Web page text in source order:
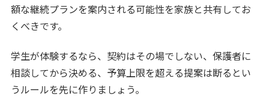
額な継続プランを案内される可能性を家族と共有してお
くべきです。
学生が体験するなら、契約はその場でしない、保護者に
相談してから決める、予算上限を超える提案は断るとい
うルールを先に作りましょう。